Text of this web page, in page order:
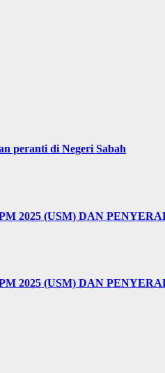
peranti di Negeri Sabah
2025 (USM) DAN
2025 (USM) DAN